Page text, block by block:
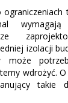
wymagają
izolacji
może
wdrożyć. O
takie